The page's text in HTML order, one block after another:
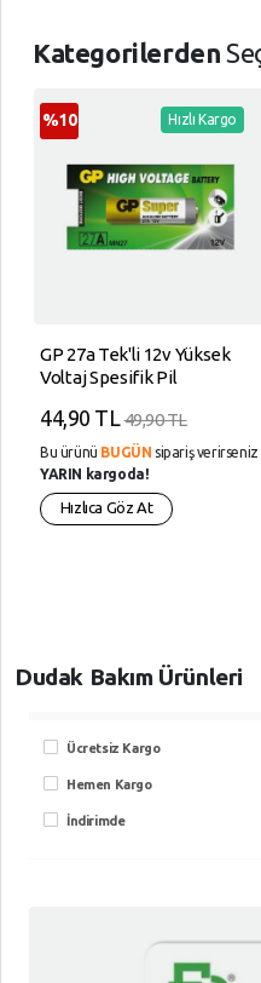
Kategorilerden
Hızlı Kargo
GP 27a Tek'li 12v Yüksek
Voltaj Spesifik Pil
%10
44,90 TL49,90 TL
Bu ürünü BUGÜN sipariş verirseniz
YARIN kargoda!
Hızlıca Göz At
Dudak Bakım Ürünleri
Ücretsiz Kargo
Hemen Kargo
İndirimde